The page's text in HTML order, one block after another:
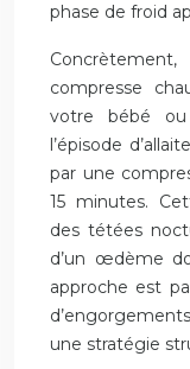
phase de froid
compresse
votre bébé ou
l’épisode
par une
15 minutes.
des tétées
d’un œdème
approche est
une stratégie